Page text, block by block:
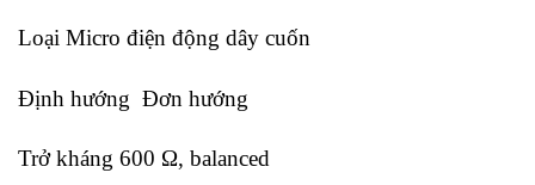
Loại Micro điện động dây cuốn
Định hướng Đơn hướng
Trở kháng 600 Ω, balanced